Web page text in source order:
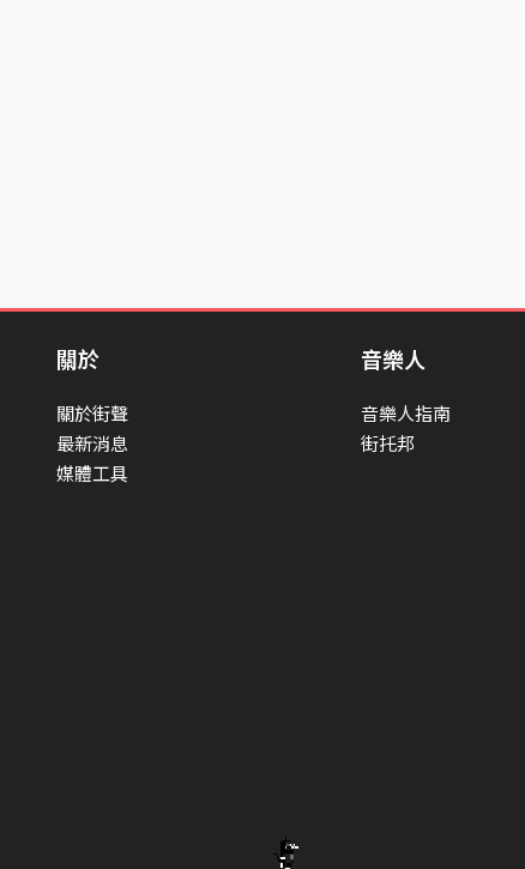
關於
關於街聲
最新消息
媒體工具
音樂人
音樂人指南
街托邦